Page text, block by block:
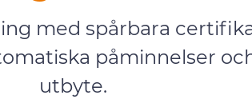
med spårbara
påminnelser
utbyte.